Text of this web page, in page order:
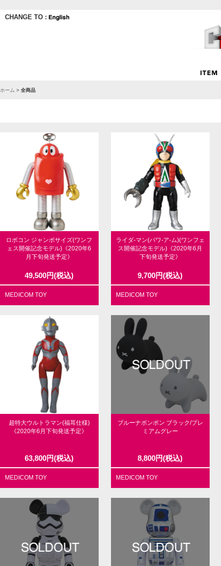
CHANGE TO :
ホーム > 全商品
ロボコン ジャンボサイズ(ワンフ
ェス開催記念モデル)《2020年6
月下旬発送予定》
49,500円(税込)
MEDICOM TOY
ライダ-マン(パワ-ア-ム)(ワンフェ
ス開催記念モデル)《2020年6月
下旬発送予定》
9,700円(税込)
MEDICOM TOY
超特大ウルトラマン(福耳仕様)
《2020年6月下旬発送予定》
63,800円(税込)
MEDICOM TOY
ブルーナボンボン ブラック/プレ
ミアムグレー
8,800円(税込)
MEDICOM TOY